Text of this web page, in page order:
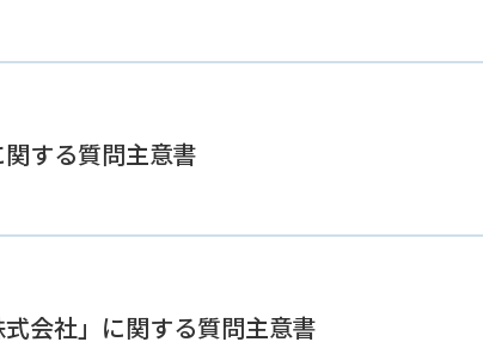
する質問主意書
会社」に関する質問主意書